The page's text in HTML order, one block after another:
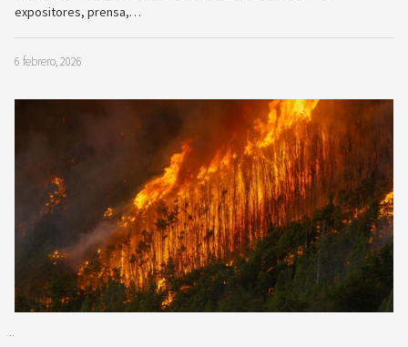
expositores, prensa,…
6 febrero, 2026